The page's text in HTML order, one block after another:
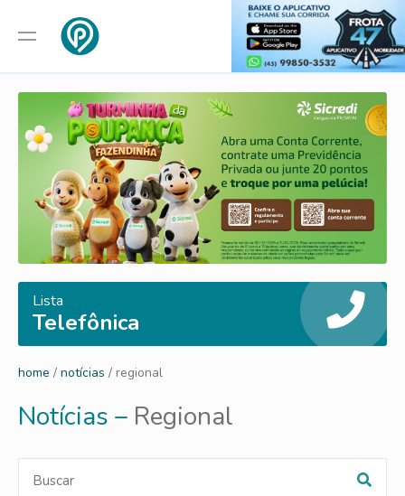
Lista
Telefônica
home / notícias / regional
Notícias – Regional